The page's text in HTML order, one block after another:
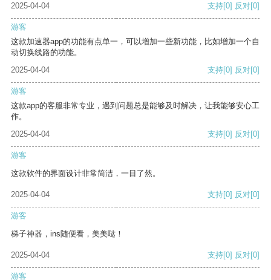
2025-04-04
支持[0] 反对[0]
游客
这款加速器app的功能有点单一，可以增加一些新功能，比如增加一个自
动切换线路的功能。
2025-04-04
支持[0] 反对[0]
游客
这款app的客服非常专业，遇到问题总是能够及时解决，让我能够安心工
作。
2025-04-04
支持[0] 反对[0]
游客
这款软件的界面设计非常简洁，一目了然。
2025-04-04 支持[0] 反对[0]
游客
梯子神器，ins随便看，美美哒！
2025-04-04 支持[0] 反对[0]
游客